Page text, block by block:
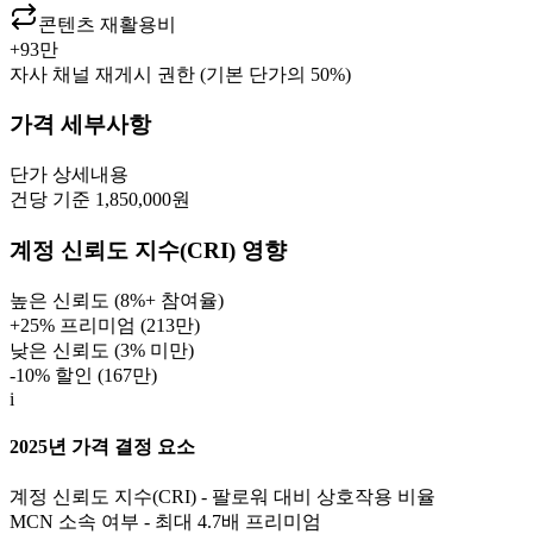
콘텐츠 재활용비
+93만
자사 채널 재게시 권한 (기본 단가의 50%)
가격 세부사항
단가 상세내용
건당 기준 1,850,000원
계정 신뢰도 지수(CRI) 영향
높은 신뢰도 (8%+ 참여율)
+25% 프리미엄 (213만)
낮은 신뢰도 (3% 미만)
-10% 할인 (167만)
i
2025년 가격 결정 요소
계정 신뢰도 지수(CRI) - 팔로워 대비 상호작용 비율
MCN 소속 여부 - 최대 4.7배 프리미엄